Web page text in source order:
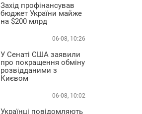
Захід профінансував
бюджет України майже
на $200 млрд
06-08, 10:26
У Сенаті США заявили
про покращення обміну
розвідданими з
Києвом
06-08, 10:02
Українці повідомляють